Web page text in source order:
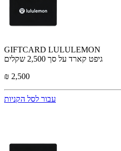
GIFTCARD LULULEMON
גיפט קארד על סך 2,500 שקלים
₪ 2,500
עבור לסל הקניות